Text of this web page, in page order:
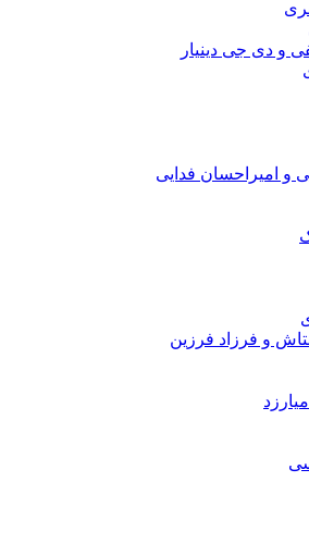
و دی جی دینیار
و امیراحسان فدایی
و فرزاد فرزین